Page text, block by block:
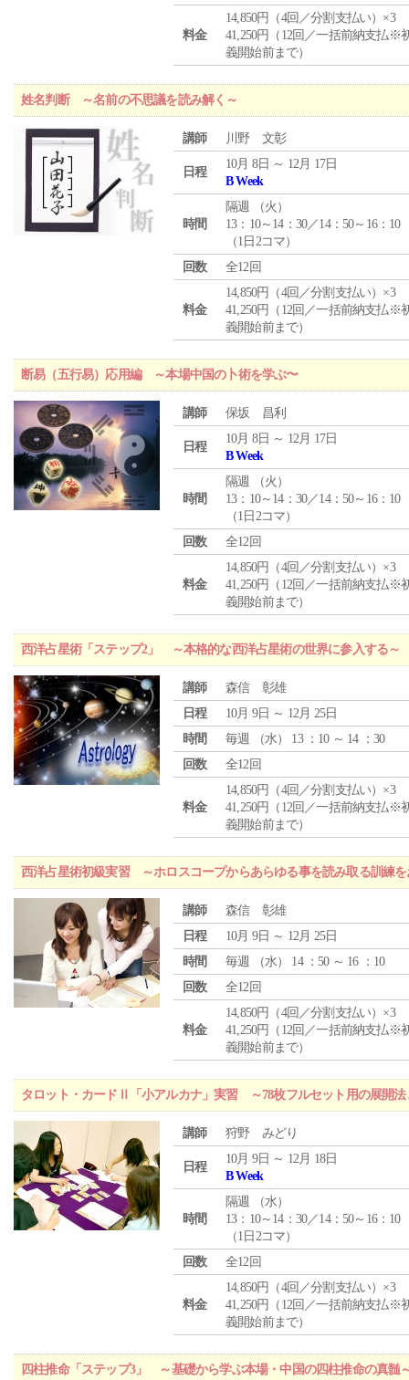
料金
14,850円（4回／分割支払い）×3
41,250円（12回／一括前納支払※
義開始前まで）
姓名判断 ～名前の不思議を読み解く～
講師 川野 文彰
日程
10月 8日 ～ 12月 17日
B Week
時間
隔週 （火 ）
13：10～14：30／14：50～16：10
（1日2コマ）
回数
全12回
料金
14,850円（4回／分割支払い）×3
41,250円（12回／一括前納支払※
義開始前まで）
断易（五行易）応用編 ～本場中国の卜術を学ぶ〜
講師 保坂 昌利
日程
10月 8日 ～ 12月 17日
B Week
時間
隔週 （火 ）
13：10～14：30／14：50～16：10
（1日2コマ）
回数
全12回
料金
14,850円（4回／分割支払い）×3
41,250円（12回／一括前納支払※
義開始前まで）
西洋占星術「ステップ2」 ～本格的な西洋占星術の世界に参入する～
講師
森信 彰雄
日程
10月 9日 ～ 12月 25日
時間
毎週 （水） 13 ：10 ～ 14 ：30
回数
全12回
料金
14,850円（4回／分割支払い）×3
41,250円（12回／一括前納支払※
義開始前まで）
西洋占星術初級実習 ～ホロスコープからあらゆる事を読み取る訓練を
講師
森信 彰雄
日程
10月 9日 ～ 12月 25日
時間
毎週 （水） 14 ：50 ～ 16 ：10
回数
全12回
料金
14,850円（4回／分割支払い）×3
41,250円（12回／一括前納支払※
義開始前まで）
タロット・カードⅡ「小アルカナ」実習 ～78枚フルセット用の展開法
講師 狩野 みどり
日程
10月 9日 ～ 12月 18日
B Week
時間
隔週 （水）
13：10～14：30／14：50～16：10
（1日2コマ）
回数
全12回
料金
14,850円（4回／分割支払い）×3
41,250円（12回／一括前納支払※
義開始前まで）
四柱推命「ステップ3」 ～基礎から学ぶ本場・中国の四柱推命の真髄